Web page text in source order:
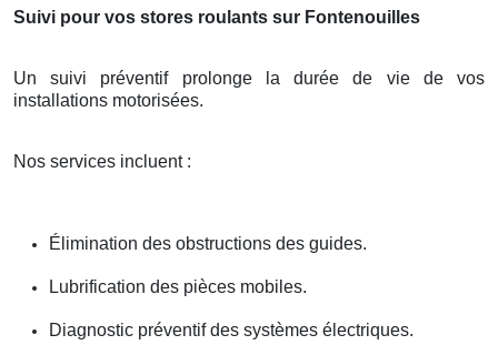
Suivi pour vos stores roulants sur Fontenouilles
Un suivi préventif prolonge la durée de vie de vos
installations motorisées.
Nos services incluent :
Élimination des obstructions des guides.
Lubrification des pièces mobiles.
Diagnostic préventif des systèmes électriques.